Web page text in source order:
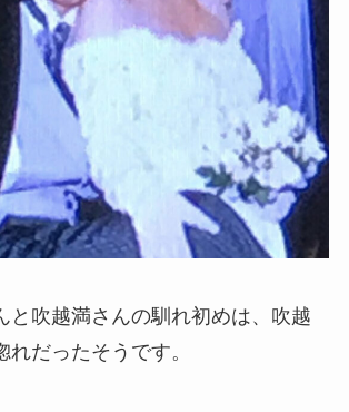
と吹越満さんの馴れ初めは、吹越
だったそうです。